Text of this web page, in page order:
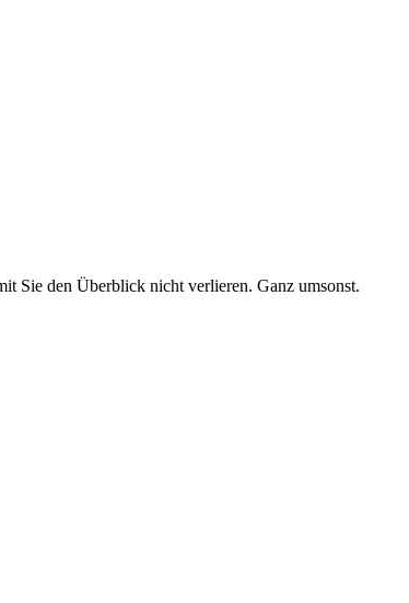
Sie den Überblick nicht verlieren. Ganz umsonst.